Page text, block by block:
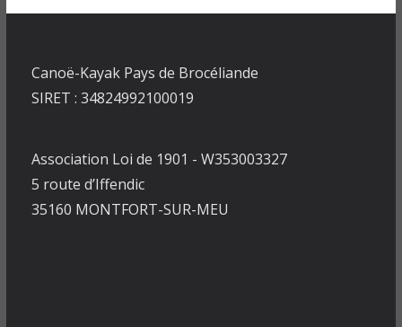
Canoë-Kayak Pays de Brocéliande
SIRET : 34824992100019
Association Loi de 1901 - W353003327
5 route d’Iffendic
35160 MONTFORT-SUR-MEU